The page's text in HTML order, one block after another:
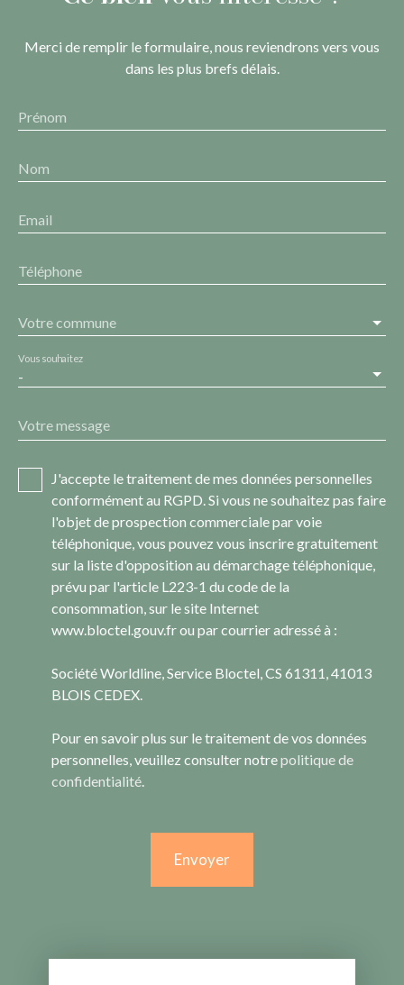
Merci de remplir le formulaire, nous reviendrons vers vous
dans les plus brefs délais.
Prénom
Nom
Email
Téléphone
Votre commune
-
Vous souhaitez
Votre message
J'accepte le traitement de mes données personnelles
conformément au RGPD. Si vous ne souhaitez pas faire
l'objet de prospection commerciale par voie
téléphonique, vous pouvez vous inscrire gratuitement
sur la liste d'opposition au démarchage téléphonique,
prévu par l'article L223-1 du code de la
consommation, sur le site Internet
www.bloctel.gouv.fr ou par courrier adressé à :
Société Worldline, Service Bloctel, CS 61311, 41013
BLOIS CEDEX.
Pour en savoir plus sur le traitement de vos données
personnelles, veuillez consulter notrepolitique de
confidentialité.
Envoyer